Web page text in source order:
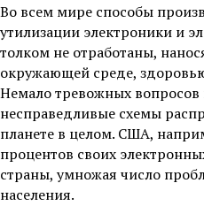
Во всем мире способы
утилизации электроники и
толком не отработаны,
окружающей среде,
Немало тревожных
несправедливые схемы
планете в целом. США,
процентов своих
страны, умножая число
населения.